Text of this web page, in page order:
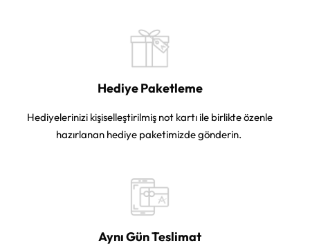
Hediye Paketleme
Hediyelerinizi kişiselleştirilmiş not kartı ile birlikte özenle
hazırlanan hediye paketimizde gönderin.
Aynı Gün Teslimat